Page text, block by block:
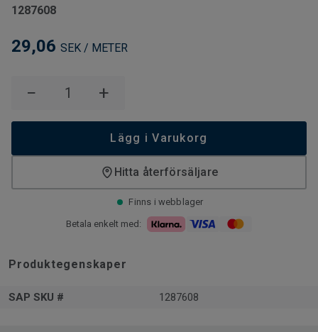
1287608
29,06 SEK / METER
− +
Lägg i Varukorg
Hitta återförsäljare
Finns i webblager
Betala enkelt med:
Produktegenskaper
SAP SKU # 1287608